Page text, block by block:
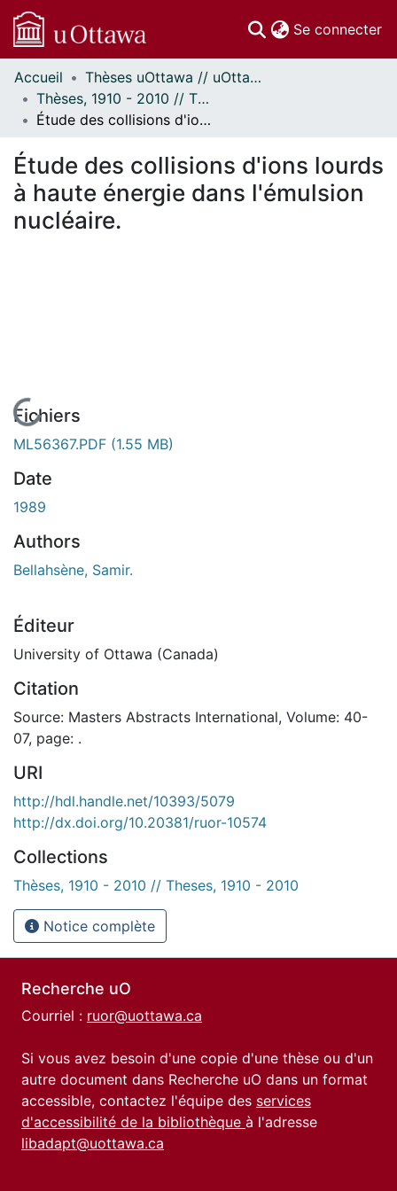
Se connecter
Communautés
et collections
Parcourir
Statistiques
À propos
Accueil
Thèses uOttawa // uOttawa Theses
Thèses, 1910 - 2010 // Theses, 1910 - 2010
Étude des collisions d'ions lourds à haute énergie dans l'émulsion nucléaire.
Étude des collisions d'ions lourds
à haute énergie dans l'émulsion
nucléaire.
En cours de chargement...
Fichiers
ML56367.PDF (1.55 MB)
Date
1989
Authors
Bellahsène, Samir.
Éditeur
University of Ottawa (Canada)
Citation
Source: Masters Abstracts International, Volume: 40-
07, page: .
URI
http://hdl.handle.net/10393/5079
http://dx.doi.org/10.20381/ruor-10574
Collections
Thèses, 1910 - 2010 // Theses, 1910 - 2010
Notice complète
Recherche uO
Courriel : ruor@uottawa.ca
Si vous avez besoin d'une copie d'une thèse ou d'un
autre document dans Recherche uO dans un format
accessible, contactez l'équipe des services
d'accessibilité de la bibliothèque à l'adresse
libadapt@uottawa.ca